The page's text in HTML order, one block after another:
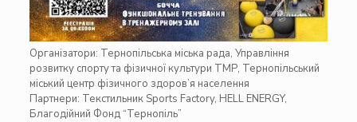
Організатори: Тернопільська міська рада, Управління
розвитку спорту та фізичної культури ТМР, Тернопільський
міський центр фізичного здоров’я населення
Партнери: Текстильник Sports Factory, HELL ENERGY,
Благодійний Фонд “Тернопіль”